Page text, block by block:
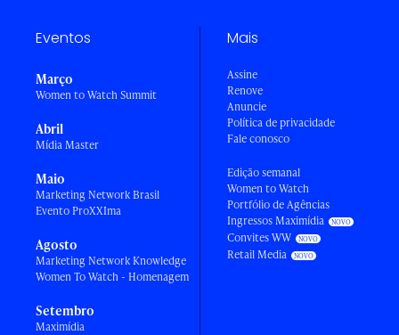
Eventos
Março
Women to Watch Summit
Abril
Mídia Master
Maio
Marketing Network Brasil
Evento ProXXIma
Agosto
Marketing Network Knowledge
Women To Watch - Homenagem
Setembro
Maximídia
Mais
Assine
Renove
Anuncie
Política de privacidade
Fale conosco
Edição semanal
Women to Watch
Portfólio de Agências
Ingressos Maximídia
Convites WW
Retail Media